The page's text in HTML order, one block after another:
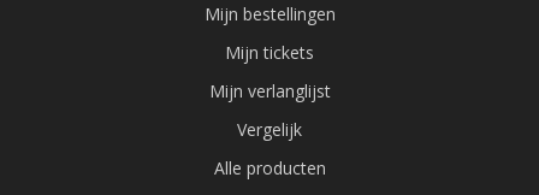
Mijn bestellingen
Mijn tickets
Mijn verlanglijst
Vergelijk
Alle producten